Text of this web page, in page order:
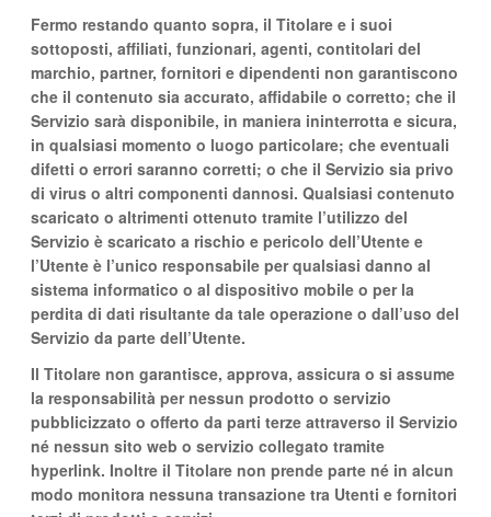
Fermo restando quanto sopra, il Titolare e i suoi
sottoposti, affiliati, funzionari, agenti, contitolari del
marchio, partner, fornitori e dipendenti non garantiscono
che il contenuto sia accurato, affidabile o corretto; che il
Servizio sarà disponibile, in maniera ininterrotta e sicura,
in qualsiasi momento o luogo particolare; che eventuali
difetti o errori saranno corretti; o che il Servizio sia privo
di virus o altri componenti dannosi. Qualsiasi contenuto
scaricato o altrimenti ottenuto tramite l’utilizzo del
Servizio è scaricato a rischio e pericolo dell’Utente e
l’Utente è l’unico responsabile per qualsiasi danno al
sistema informatico o al dispositivo mobile o per la
perdita di dati risultante da tale operazione o dall’uso del
Servizio da parte dell’Utente.
Il Titolare non garantisce, approva, assicura o si assume
la responsabilità per nessun prodotto o servizio
pubblicizzato o offerto da parti terze attraverso il Servizio
né nessun sito web o servizio collegato tramite
hyperlink. Inoltre il Titolare non prende parte né in alcun
modo monitora nessuna transazione tra Utenti e fornitori